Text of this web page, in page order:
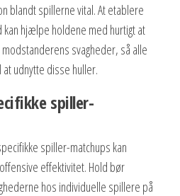
blandt spillerne vital. At etablere
hjælpe holdene med hurtigt at
svagheder, så alle
udnytte disse huller.
spiller-
spiller-matchups kan
effektivitet. Hold bør
hos individuelle spillere på